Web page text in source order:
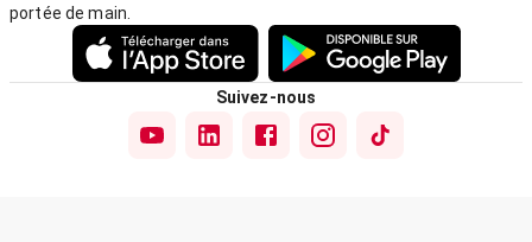
portée de main.
Suivez-nous